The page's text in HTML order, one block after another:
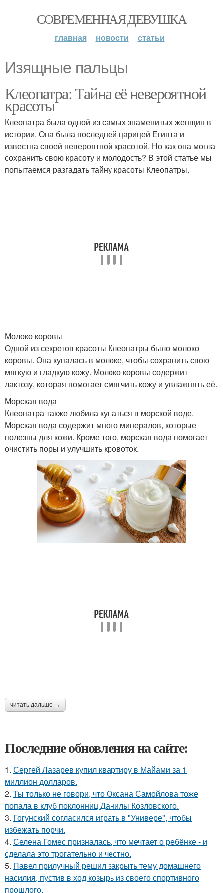
СОВРЕМЕННАЯ ДЕВУШКА
главная новости статьи
Изящные пальцы
Клеопатра: Тайна её невероятной
красоты
Клеопатра была одной из самых знаменитых женщин в
истории. Она была последней царицей Египта и
известна своей невероятной красотой. Но как она могла
сохранить свою красоту и молодость? В этой статье мы
попытаемся разгадать тайну красоты Клеопатры.
Молоко коровы
Одной из секретов красоты Клеопатры было молоко
коровы. Она купалась в молоке, чтобы сохранить свою
мягкую и гладкую кожу. Молоко коровы содержит
лактозу, которая помогает смягчить кожу и увлажнять её.
Морская вода
Клеопатра также любила купаться в морской воде.
Морская вода содержит много минералов, которые
полезны для кожи. Кроме того, морская вода помогает
очистить поры и улучшить кровоток.
читать дальше →
Последние обновления на сайте:
1. Сергей Лазарев купил квартиру в Майами за 1
миллион долларов.
2. Ты только не говори, что Оксана Самойлова тоже
попала в клуб поклонниц Данилы Козловского.
3. Гогунский согласился играть в "Универе", чтобы
избежать порчи.
4. Селена Гомес призналась, что мечтает о ребёнке - и
сделала это трогательно и честно.
5. Павел прилучный решил закрыть тему домашнего
насилия, пустив в ход козырь из своего спортивного
прошлого.